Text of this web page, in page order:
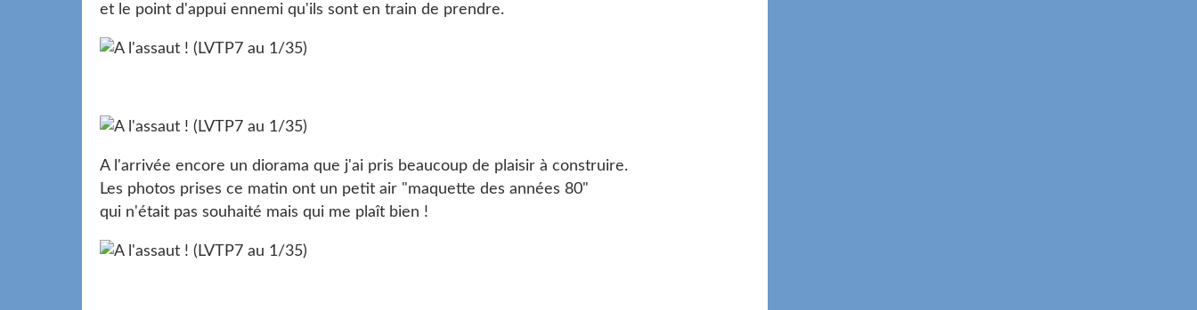
et le point d'appui ennemi qu'ils sont en train de prendre.
A l'arrivée encore un diorama que j'ai pris beaucoup de plaisir à construire.
Les photos prises ce matin ont un petit air "maquette des années 80"
qui n'était pas souhaité mais qui me plaît bien !